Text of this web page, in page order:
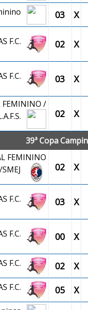
03 X
F.C. 02 X
F.C. 03 X
FEMININO /
02 X
39ª Copa
FEMININO
02 X
F.C. 03 X
F.C. 00 X
F.C. 02 X
F.C. 05 X